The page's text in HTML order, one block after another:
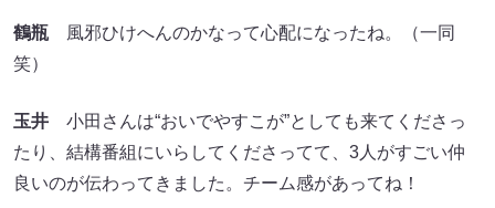
鶴瓶 風邪ひけへんのかなって心配になったね。（一同
笑）
玉井 小田さんは“おいでやすこが”としても来てくださっ
たり、結構番組にいらしてくださってて、3人がすごい仲
良いのが伝わってきました。チーム感があってね！